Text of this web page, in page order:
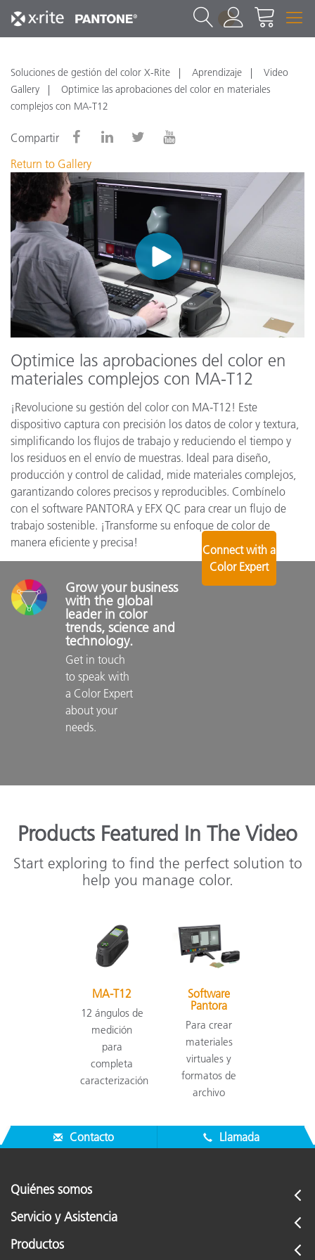
1
Soluciones de gestión del color X-Rite Aprendizaje
Video
Gallery
Optimice las aprobaciones del color en materiales
complejos con MA-T12
Compartir
Return to Gallery
Optimice las aprobaciones del color en
materiales complejos con MA-T12
¡Revolucione su gestión del color con MA-T12! Este
dispositivo captura con precisión los datos de color y textura,
simplificando los flujos de trabajo y reduciendo el tiempo y
los residuos en el envío de muestras. Ideal para diseño,
producción y control de calidad, mide materiales complejos,
garantizando colores precisos y reproducibles. Combínelo
con el software PANTORA y EFX QC para crear un flujo de
trabajo sostenible. ¡Transforme su enfoque de color de
manera eficiente y precisa!
Grow your business
with the global
leader in color
trends, science and
technology.
Get in touch
to speak with
a Color Expert
about your
needs.
Connect with a
Color Expert
Products Featured In The Video
Start exploring to find the perfect solution to
help you manage color.
MA-T12
12 ángulos de
medición
para
completa
caracterización
Software
Pantora
Para crear
materiales
virtuales y
formatos de
archivo
Contacto Llamada
Quiénes somos
Servicio y Asistencia
Productos